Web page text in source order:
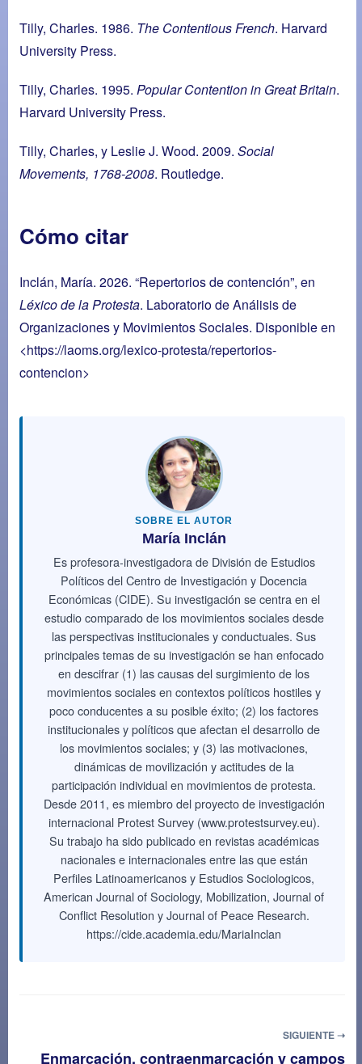
Tilly, Charles. 1986. The Contentious French. Harvard
University Press.
Tilly, Charles. 1995. Popular Contention in Great Britain.
Harvard University Press.
Tilly, Charles, y Leslie J. Wood. 2009. Social
Movements, 1768-2008. Routledge.
Cómo citar
Inclán, María. 2026. “Repertorios de contención”, en
Léxico de la Protesta. Laboratorio de Análisis de
Organizaciones y Movimientos Sociales. Disponible en
<https://laoms.org/lexico-protesta/repertorios-
contencion>
SOBRE EL AUTOR
María Inclán
Es profesora-investigadora de División de Estudios
Políticos del Centro de Investigación y Docencia
Económicas (CIDE). Su investigación se centra en el
estudio comparado de los movimientos sociales desde
las perspectivas institucionales y conductuales. Sus
principales temas de su investigación se han enfocado
en descifrar (1) las causas del surgimiento de los
movimientos sociales en contextos políticos hostiles y
poco conducentes a su posible éxito; (2) los factores
institucionales y políticos que afectan el desarrollo de
los movimientos sociales; y (3) las motivaciones,
dinámicas de movilización y actitudes de la
participación individual en movimientos de protesta.
Desde 2011, es miembro del proyecto de investigación
internacional Protest Survey (www.protestsurvey.eu).
Su trabajo ha sido publicado en revistas académicas
nacionales e internacionales entre las que están
Perfiles Latinoamericanos y Estudios Sociologicos,
American Journal of Sociology, Mobilization, Journal of
Conflict Resolution y Journal of Peace Research.
https://cide.academia.edu/MariaInclan
SIGUIENTE ➝
Enmarcación, contraenmarcación y campos